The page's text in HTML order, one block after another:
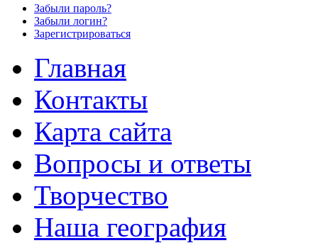
Забыли пароль?
Забыли логин?
Зарегистрироваться
Главная
Контакты
Карта сайта
Вопросы и ответы
Творчество
Наша география